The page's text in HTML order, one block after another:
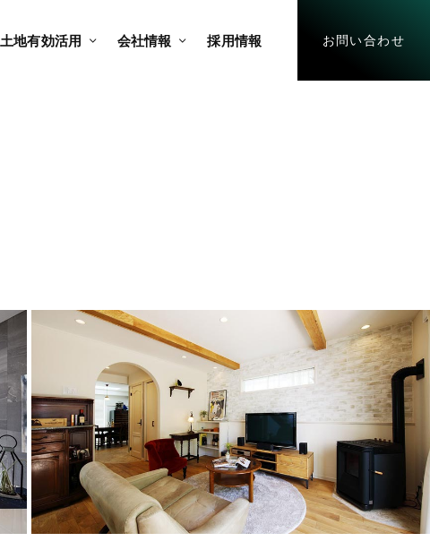
土地有効活用 会社情報 採用情報 お問い合わせ